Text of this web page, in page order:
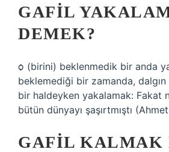
GAFIL
DEMEK?
ѻ (birini) beklenmedik bir anda
beklemediği bir zamanda, dalgın
bir haldeyken yakalamak: Fakat
bütün dünyayı şaşırtmıştı
GAFIL KALMAK